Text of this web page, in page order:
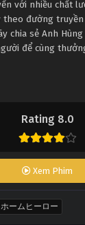
Rating 8.0
Xem Phim
với nhiều chất
theo đường
chia sẻ Anh
để cùng
ームヒーロー